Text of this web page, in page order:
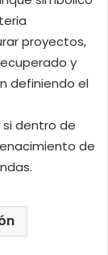
proyectos,
y
definiendo el
si dentro de
de